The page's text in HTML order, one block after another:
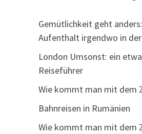
Gemütlichkeit geht
Aufenthalt irgendwo in
London Umsonst: ein
Reiseführer
Wie kommt man mit dem
Bahnreisen in Rumänien
Wie kommt man mit dem